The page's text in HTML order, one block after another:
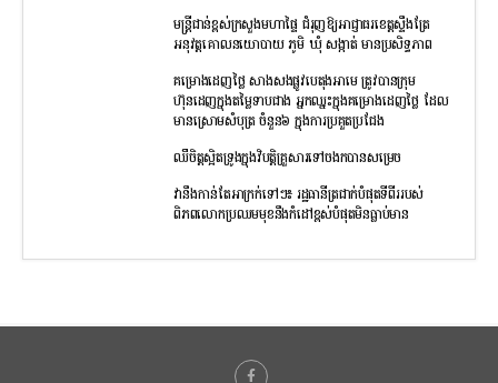
មន្រ្តីជាន់ខ្ពស់ក្រសួងមហាផ្ទៃ ជំរុញឱ្យអាជ្ញាធរខេត្តស្ទឹងត្រែ
អនុវត្តគោលនយោបាយ ភូមិ ឃុំ សង្កាត់ មានប្រសិទ្ធភាព
គម្រោងដេញថ្លៃ សាងសងផ្លូវបេតុងអាមេ ត្រូវបានក្រុម
ហ៊ុនដេញក្នុងតម្លៃទាបជាង អ្នកឈ្នះក្នុងគម្រោងដេញថ្លៃ ដែល
មានស្រោមសំបុត្រ ចំនួន៦ ក្នុងការប្រគួតប្រជែង
ឈឺចិត្តស្អិតទ្រូងក្នុងវិបត្តិគ្រួសារទៅចងកបានសម្រេច
វានឹងកាន់តែអាក្រក់ទៅៗ៖ រដ្ឋធានីត្រជាក់បំផុតទីពីររបស់
ពិភពលោកប្រឈមមុខនឹងកំដៅខ្ពស់បំផុតមិនធ្លាប់មាន